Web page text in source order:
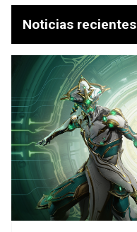
Noticias recientes